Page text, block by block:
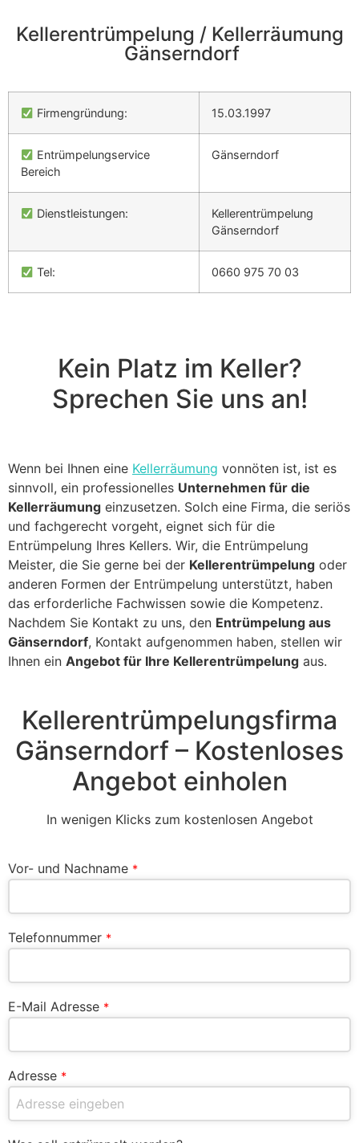
Kellerentrümpelung / Kellerräumung
Gänserndorf
Firmengründung: 15.03.1997
Entrümpelungservice
Bereich
Gänserndorf
Dienstleistungen:
Kellerentrümpelung
Gänserndorf
Tel: 0660 975 70 03
Kein Platz im Keller?
Sprechen Sie uns an!
Wenn bei Ihnen eine Kellerräumung vonnöten ist, ist es
sinnvoll, ein professionelles Unternehmen für die
Kellerräumung einzusetzen. Solch eine Firma, die seriös
und fachgerecht vorgeht, eignet sich für die
Entrümpelung Ihres Kellers. Wir, die Entrümpelung
Meister, die Sie gerne bei der Kellerentrümpelung oder
anderen Formen der Entrümpelung unterstützt, haben
das erforderliche Fachwissen sowie die Kompetenz.
Nachdem Sie Kontakt zu uns, den Entrümpelung aus
Gänserndorf, Kontakt aufgenommen haben, stellen wir
Ihnen ein Angebot für Ihre Kellerentrümpelung aus.
Kellerentrümpelungsfirma
Gänserndorf – Kostenloses
Angebot einholen
In wenigen Klicks zum kostenlosen Angebot
Vor- und Nachname *
Telefonnummer *
E-Mail Adresse *
Adresse *